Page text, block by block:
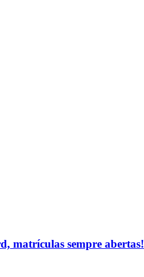
matrículas sempre abertas!